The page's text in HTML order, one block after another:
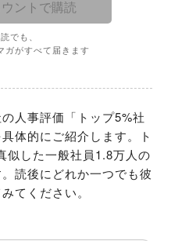
ントで購読
でも、
ガがすべて届きます
人事評価「トップ5%社
体的にご紹介します。ト
似した一般社員1.8万人の
読後にどれか一つでも彼
てください。